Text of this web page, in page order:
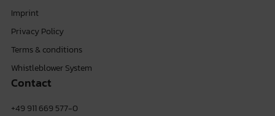
Imprint
Privacy Policy
Terms & conditions
Whistleblower System
Contact
+49 911 669 577-0